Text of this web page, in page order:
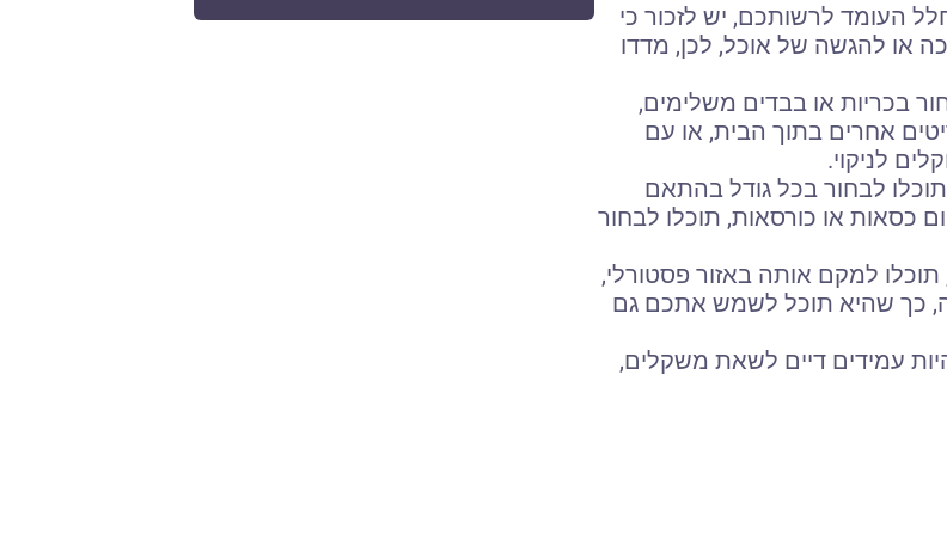
העומד לרשותכם, יש לזכור כי
או להגשה של אוכל, לכן, מדדו
בכריות או בבדים משלימים,
אחרים בתוך הבית, או עם
לניקוי.
לבחור בכל גודל בהתאם
כסאות או כורסאות, תוכלו לבחור
למקם אותה באזור פסטורלי,
כך שהיא תוכל לשמש אתכם גם
עמידים דיים לשאת משקלים,